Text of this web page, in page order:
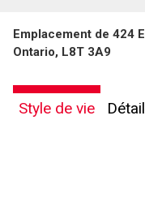
Emplacement de 424
Ontario, L8T 3A9
Style de vie